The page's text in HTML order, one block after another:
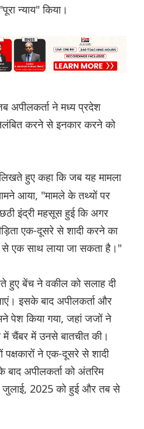
न्याय" किया।
अपीलकर्ता ने मध्य प्रदेश
करने से इनकार करने को
हुए कहा कि जब यह मामला
आया, "मामले के तथ्यों पर
इंद्री महसूस हुई कि अगर
एक-दूसरे से शादी करने का
एक साथ लाया जा सकता है।"
हुए बेंच ने वकील को सलाह दी
इसके बाद अपीलकर्ता और
पेश किया गया, जहां जजों ने
में चैंबर में उनसे बातचीत की।
पक्षकारों ने एक-दूसरे से शादी
अपीलकर्ता को अंतरिम
जुलाई, 2025 को हुई और तब से